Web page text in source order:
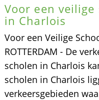
Voor een
in Charlois
Voor een Veilige
ROTTERDAM - De
scholen in Charlois
scholen in Charlois
verkeersgebieden